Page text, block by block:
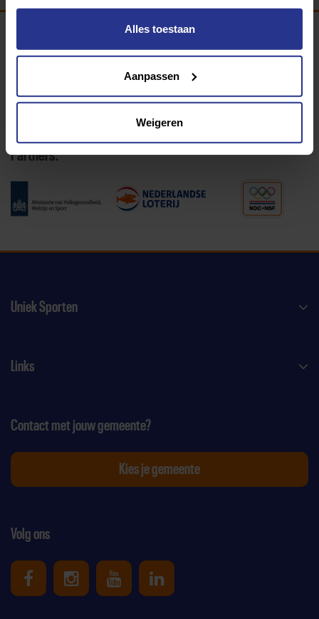
Alles toestaan
Aanpassen
Weigeren
Programma van:
Partners:
Uniek Sporten
Links
Volg ons
Uniek Sporten op Facebook
Uniek Sporten op Instagram
Uniek Sporten op Youtube
Uniek Sporten op
Contact met jouw gemeente?
Kies je gemeente